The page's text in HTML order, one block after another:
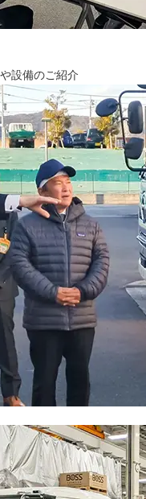
設備のご紹介